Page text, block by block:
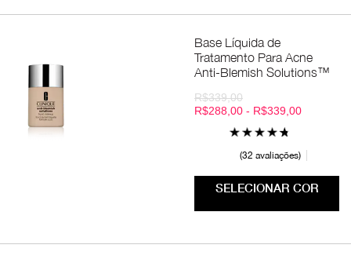
Base Líquida de
Tratamento Para Acne
Anti-Blemish Solutions™
R$339,00
R$288,00 - R$339,00
32 avaliações
SELECIONAR COR